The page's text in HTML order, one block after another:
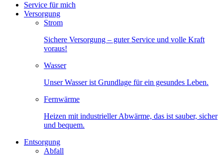
Service für mich
Versorgung
Strom
Sichere Versorgung – guter Service und volle Kraft
voraus!
Wasser
Unser Wasser ist Grundlage für ein gesundes Leben.
Fernwärme
Heizen mit industrieller Abwärme, das ist sauber, sicher
und bequem.
Entsorgung
Abfall